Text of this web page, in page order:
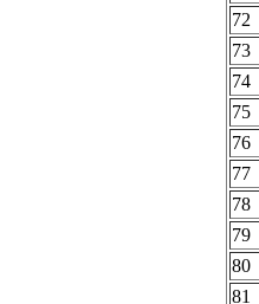
72
73
74
75
76
77
78
79
80
81